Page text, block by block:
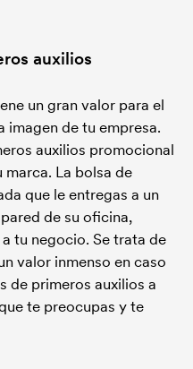
auxilios
un gran valor para el
imagen de tu empresa.
auxilios promocional
La bolsa de
que le entregas a un
de su oficina,
tu negocio. Se trata de
valor inmenso en caso
de primeros auxilios a
te preocupas y te